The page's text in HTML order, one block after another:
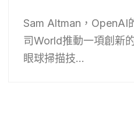
Sam Altman，OpenAI
司World推動一項創新
眼球掃描技...